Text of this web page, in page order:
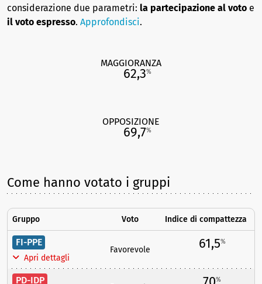
considerazione due parametri: la partecipazione al voto e
il voto espresso. Approfondisci.
MAGGIORANZA
62,3%
OPPOSIZIONE
69,7%
Come hanno votato i gruppi
Gruppo Voto Indice di compattezza
FI-PPE
Apri dettagli
Favorevole 61,5%
PD-IDP %